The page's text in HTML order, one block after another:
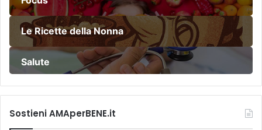
Le Ricette della Nonna
Salute
Sostieni AMAperBENE.it